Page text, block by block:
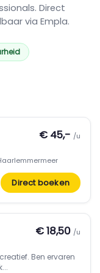
Direct
via Empla.
€ 45,- /u
Direct boeken
€ 18,50 /u
Ben ervaren